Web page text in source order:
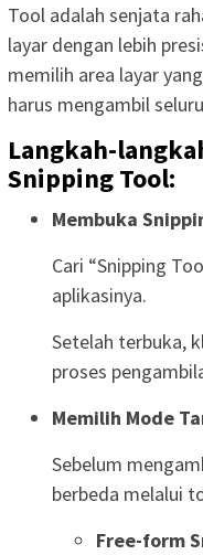
Tool adalah senjata
layar dengan lebih
memilih area layar
harus mengambil
Langkah-
Snipping Tool:
Membuka
Cari “Snipping
aplikasinya.
Setelah terbuka,
proses
Memilih Mode
Sebelum
berbeda melalui
Free-form